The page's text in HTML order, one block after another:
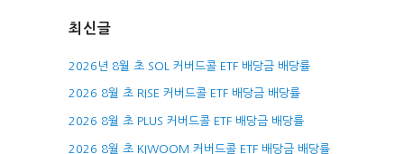
최신글
2026년 8월 초 SOL 커버드콜 ETF 배당금 배당률
2026 8월 초 RISE 커버드콜 ETF 배당금 배당률
2026 8월 초 PLUS 커버드콜 ETF 배당금 배당률
2026 8월 초 KIWOOM 커버드콜 ETF 배당금 배당률